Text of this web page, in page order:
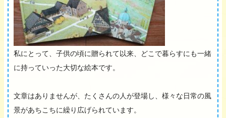
私にとって、子供の頃に贈られて以来、どこで暮らすにも一緒
に持っていった大切な絵本です。
文章はありませんが、たくさんの人が登場し、様々な日常の風
景があちこちに繰り広げられています。